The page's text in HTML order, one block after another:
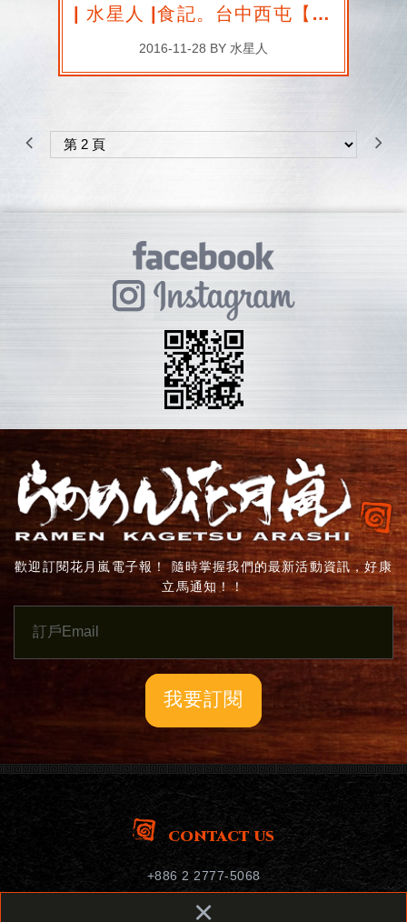
×
| 水星人 |食記。台中西屯【花月嵐拉麵】新品上市!
2016-11-28 BY 水星人
歡迎訂閱花月嵐電子報！ 隨時掌握我們的最新活動資訊，好康
立馬通知！！
我要訂閱
CONTACT US
+886 2 2777-5068